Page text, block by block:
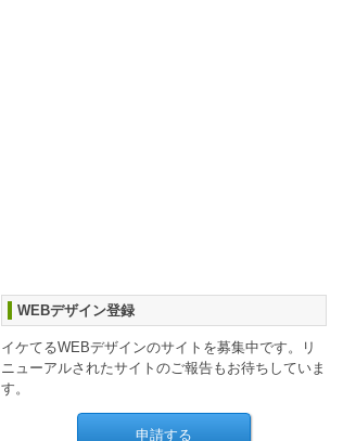
WEBデザイン登録
イケてるWEBデザインのサイトを募集中です。リ
ニューアルされたサイトのご報告もお待ちしていま
す。